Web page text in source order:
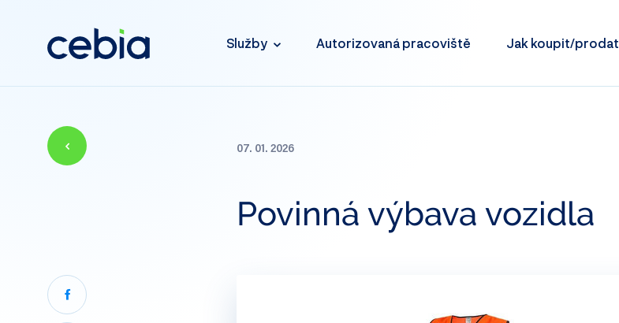
Služby Autorizovaná pracoviště Jak koupit/prodat
Povinná výbava vozidla
07. 01. 2026